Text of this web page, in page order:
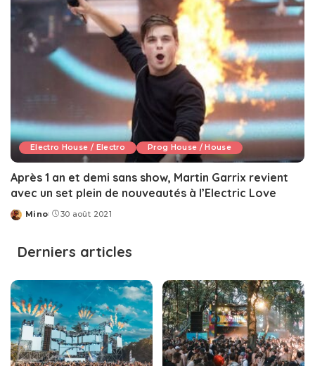
Electro House / Electro Prog House / House
Après 1 an et demi sans show, Martin Garrix revient
avec un set plein de nouveautés à l’Electric Love
Posted
Mino 30 août 2021
Derniers articles